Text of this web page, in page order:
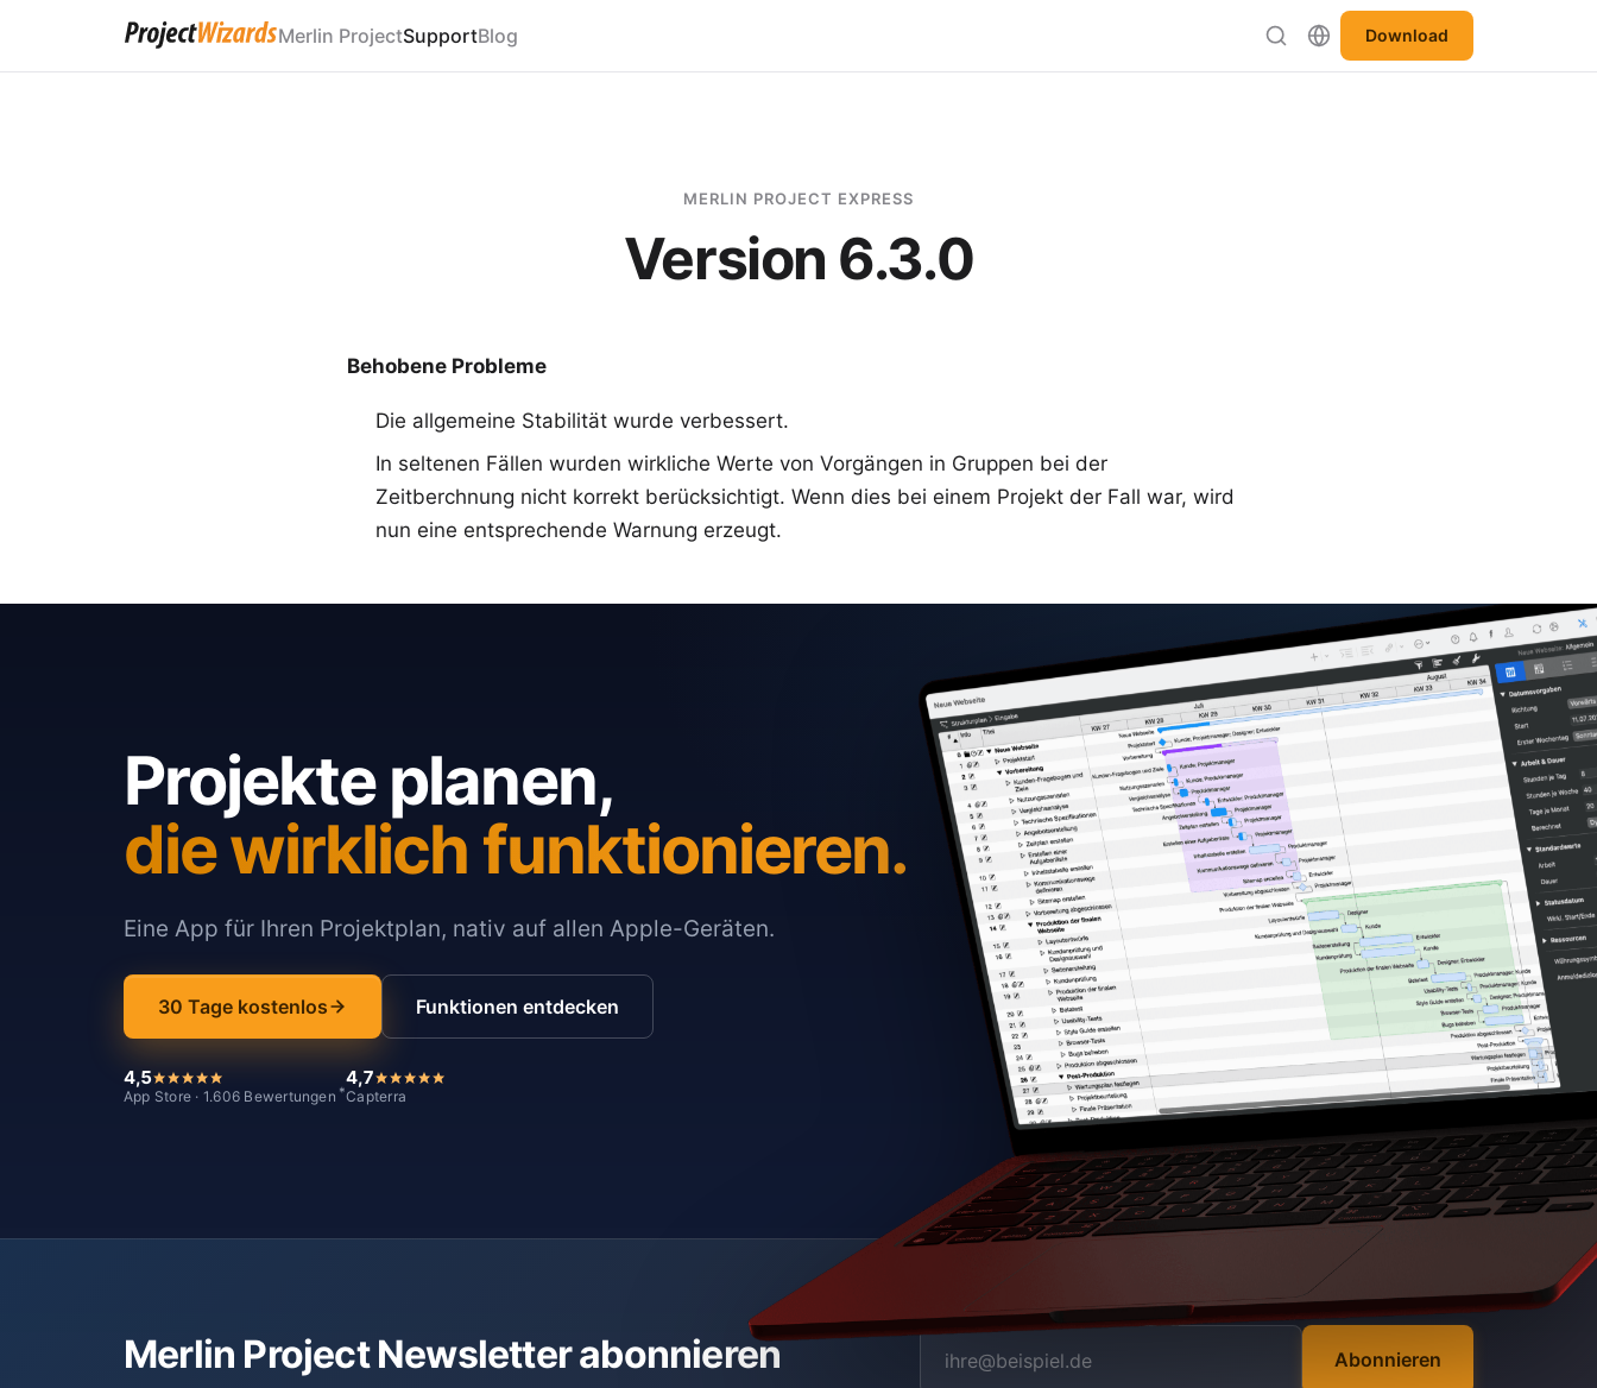
Merlin ProjectSupportBlog Download
MERLIN PROJECT EXPRESS
Version 6.3.0
Behobene Probleme
Die allgemeine Stabilität wurde verbessert.
In seltenen Fällen wurden wirkliche Werte von Vorgängen in Gruppen bei der
Zeitberchnung nicht korrekt berücksichtigt. Wenn dies bei einem Projekt der Fall war, wird
nun eine entsprechende Warnung erzeugt.
Projekte planen,
die wirklich funktionieren.
Eine App für Ihren Projektplan, nativ auf allen Apple-Geräten.
30 Tage kostenlos Funktionen entdecken
4,5
App Store · 1.606 Bewertungen *
4,7
Capterra
Merlin Project Newsletter abonnieren Abonnieren